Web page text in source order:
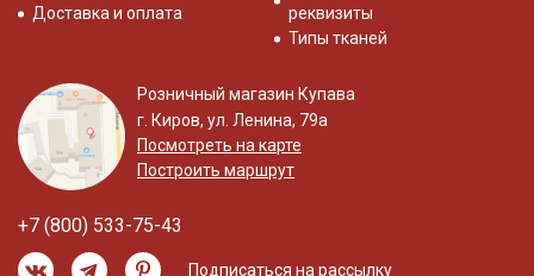
Доставка и оплата
реквизиты
Типы тканей
Розничный магазин Купава
г. Киров, ул. Ленина, 79а
Посмотреть на карте
Построить маршрут
+7 (800) 533-75-43
Подписаться на рассылку